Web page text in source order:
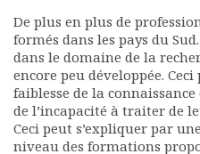
De plus en plus de
formés dans les pays du
dans le domaine de la
encore peu développée.
faiblesse de la
de l’incapacité à traiter de
Ceci peut s’expliquer par
niveau des formations